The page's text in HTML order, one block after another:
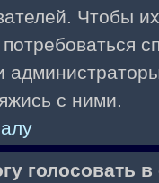
Чтобы
с ними.
голосовать